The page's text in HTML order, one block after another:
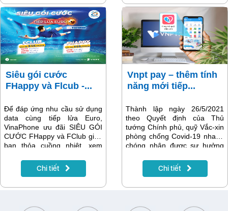
shop.vnpt.vn và ứng dụng My
Siêu gói cước
FHappy và Flcub -...
Để đáp ứng nhu cầu sử dụng
data cùng tiếp lửa Euro,
VinaPhone ưu đãi SIÊU GÓI
CƯỚC FHappy và FClub giúp
bạn thỏa cuồng nhiệt, xem
DATA KHỦNG chỉ từ
Chi tiết
Vnpt pay – thêm tính
năng mới tiếp...
Thành lập ngày 26/5/2021
theo Quyết định của Thủ
tướng Chính phủ, quỹ Vắc-xin
phòng chống Covid-19 nhanh
chóng nhận được sự hưởng
người dân, tổ chức và doanh
nghiệp trên cả nước. Để tạo
Chi tiết